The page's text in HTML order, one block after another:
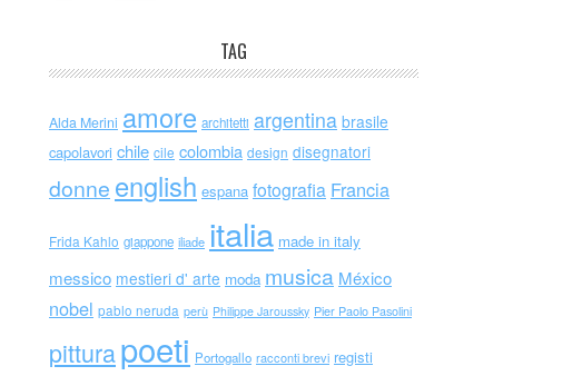
TAG
Alda Merini amore architetti argentina brasile
capolavori chile cile colombia design disegnatori
donne english espana fotografia Francia
Frida Kahlo giappone iliade italia made in italy
messico mestieri d' arte moda musica México
nobel pablo neruda perù Philippe Jaroussky Pier Paolo Pasolini
pitturapoeti Portogallo racconti brevi registi